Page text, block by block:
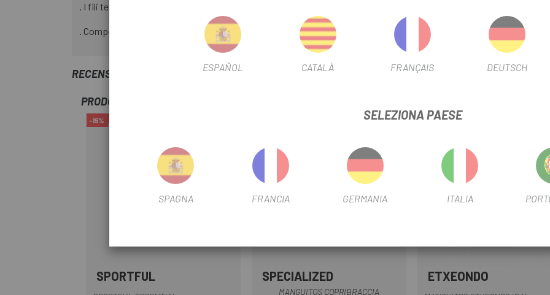
. I fili termici hanno un interno in tessuto spazzolato che isola, rimanendo comunque molto traspirante ed efficace
. Composizione del tessuto: 58% polipropilene, 37% poliammide, 5% elastan
RECENSIONI TRUSTED SHOPS
PRODOTTI SIMILI
-15%
SPORTFUL Nero
SPECIALIZED
MANGUITOS COPRIBRACCIA
-37%
ETXEONDO
ESPAÑOL CATALÀ FRANÇAIS DEUTSCH
SELEZIONA PAESE
SPAGNA FRANCIA GERMANIA ITALIA